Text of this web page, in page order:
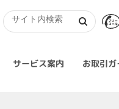
サービス案内 お取引ガ